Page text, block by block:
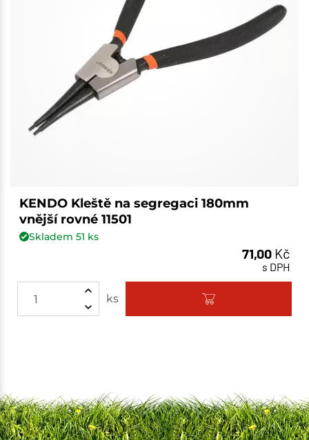
KENDO Kleště na segregaci 180mm
vnější rovné 11501
Skladem 51 ks
71,00 Kč
s DPH
ks